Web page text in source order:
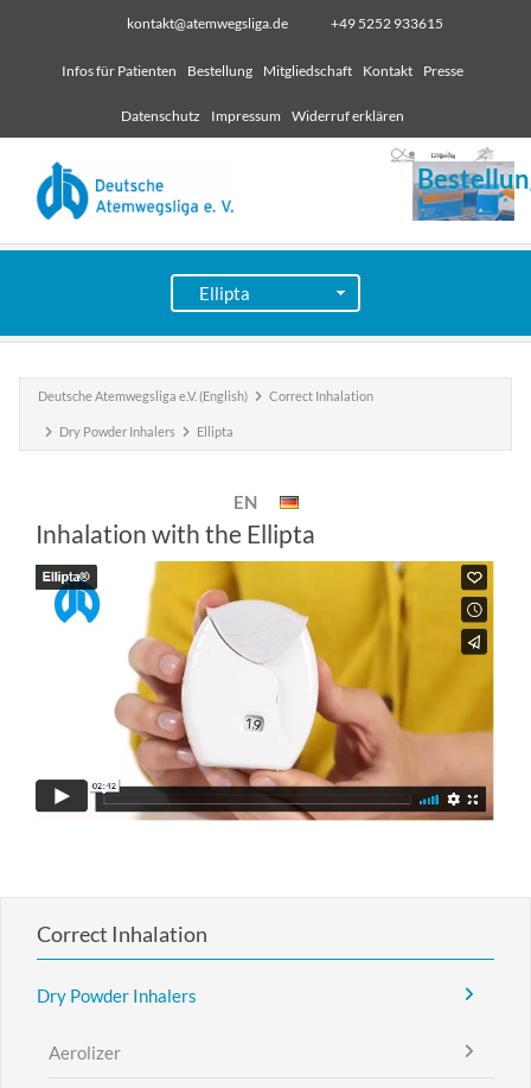
kontakt@atemwegsliga.de +49 5252 933615
Infos für Patienten Bestellung Mitgliedschaft Kontakt Presse
Datenschutz Impressum Widerruf erklären
Deutsche Atemwegsliga e.V. (English) Correct Inhalation
Dry Powder Inhalers Ellipta
EN
Inhalation with the Ellipta
Correct Inhalation
Dry Powder Inhalers
Aerolizer